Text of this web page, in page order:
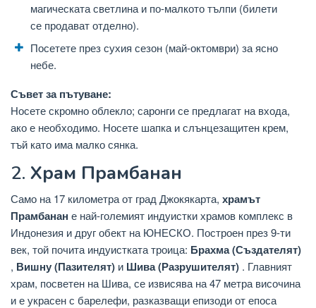
магическата светлина и по-малкото тълпи (билети
се продават отделно).
Посетете през сухия сезон (май-октомври) за ясно
небе.
Съвет за пътуване:
Носете скромно облекло; саронги се предлагат на входа,
ако е необходимо. Носете шапка и слънцезащитен крем,
тъй като има малко сянка.
2. Храм Прамбанан
Само на 17 километра от град Джокякарта, храмът
Прамбанан е най-големият индуистки храмов комплекс в
Индонезия и друг обект на ЮНЕСКО. Построен през 9-ти
век, той почита индуистката троица: Брахма (Създателят)
, Вишну (Пазителят) и Шива (Разрушителят) . Главният
храм, посветен на Шива, се извисява на 47 метра височина
и е украсен с барелефи, разказващи епизоди от епоса